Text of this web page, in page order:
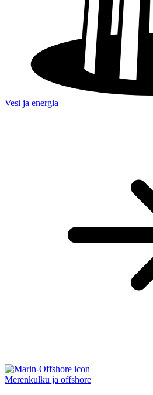
Vesi ja energia
Merenkulku ja offshore